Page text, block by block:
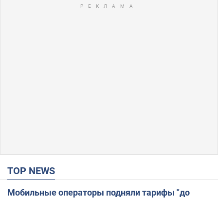
TOP NEWS
Мобильные операторы подняли тарифы "до